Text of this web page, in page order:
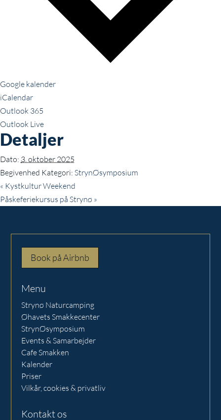
Google kalender
iCalendar
Outlook 365
Outlook Live
Detaljer
Dato: 3. oktober 2025
Begivenhed Kategori: StrynØsymposium
« Kystkultur Weekend
Påskeferiekursus på Strynø »
Book på Airbnb
Menu
Strynø Naturcamping
Øhavets Smakkecenter
StrynØsymposium
Events & Samarbejder
Cafe Smakken
Kalender
Priser
Vilkår, cookies & privatliv
Kontakt os